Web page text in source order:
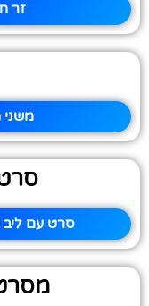
זר
סרט עם ליב